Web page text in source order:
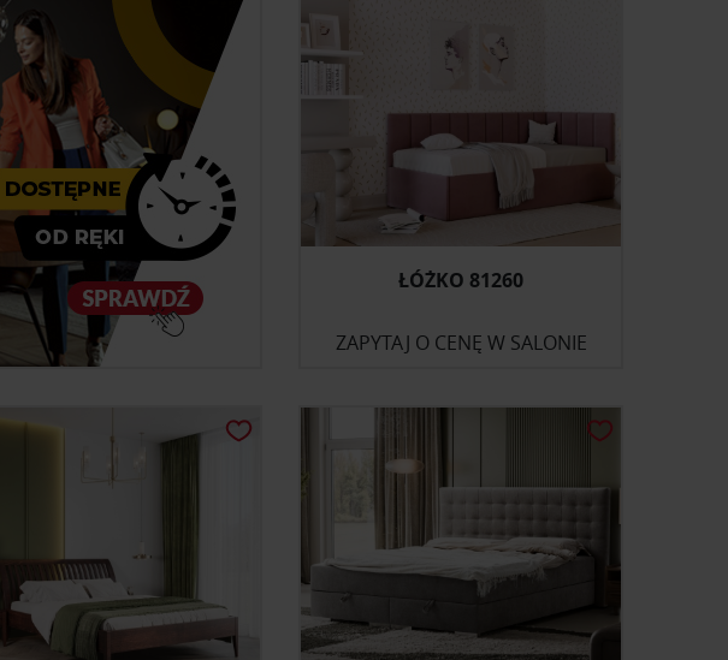
ŁÓŻKO 81260
ZAPYTAJ O CENĘ W SALONIE